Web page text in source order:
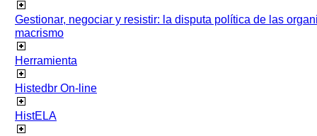
Gestionar, negociar y resistir: la disputa política de las
macrismo
Herramienta
Histedbr On-line
HistELA